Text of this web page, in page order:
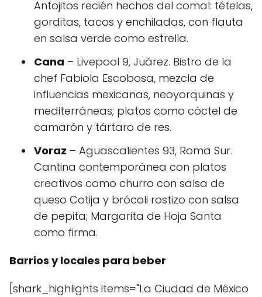
Antojitos recién hechos del comal: tételas,
gorditas, tacos y enchiladas, con flauta
en salsa verde como estrella.
Cana – Livepool 9, Juárez. Bistro de la
chef Fabiola Escobosa, mezcla de
influencias mexicanas, neoyorquinas y
mediterráneas; platos como cóctel de
camarón y tártaro de res.
Voraz – Aguascalientes 93, Roma Sur.
Cantina contemporánea con platos
creativos como churro con salsa de
queso Cotija y brócoli rostizo con salsa
de pepita; Margarita de Hoja Santa
como firma.
Barrios y locales para beber
[shark_highlights items="La Ciudad de México